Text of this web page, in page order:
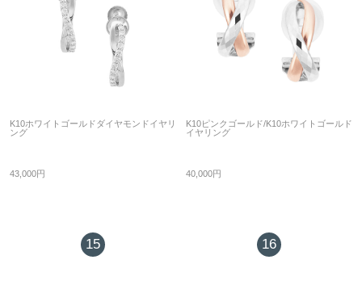
K10ホワイトゴールドダイヤモンドイヤリ
ング
43,000円
K10ピンクゴールド/K10ホワイトゴールド
イヤリング
40,000円
15 16